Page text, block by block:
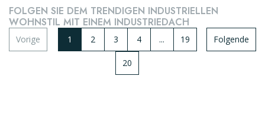
FOLGEN SIE DEM TRENDIGEN INDUSTRIELLEN
WOHNSTIL MIT EINEM INDUSTRIEDACH
Vorige 1 2 3 4 ... 19
20
Folgende